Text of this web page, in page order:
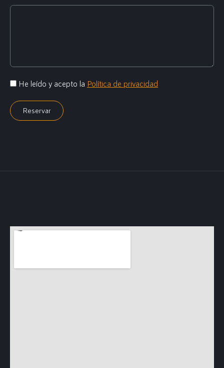
He leído y acepto la Política de privacidad
Reservar